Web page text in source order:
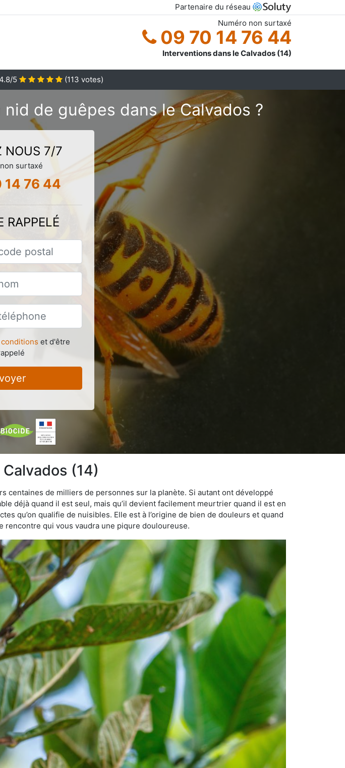
Partenaire du réseau
Numéro non surtaxé
09 70 14 76 44
Interventions dans le Calvados (14)
4.8/5 (113 votes)
de guêpes dans le Calvados ?
NOUS 7/7
surtaxé
76 44
RAPPELÉ
conditions et d'être
(14)
centaines de milliers de personnes sur la planète. Si autant ont développé
déjà quand il est seul, mais qu’il devient facilement meurtrier quand il est en
qu’on qualifie de nuisibles. Elle est à l’origine de bien de douleurs et quand
rencontre qui vous vaudra une piqure douloureuse.